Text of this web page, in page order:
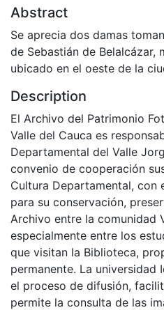
Abstract
Se aprecia dos damas
de Sebastián de Belalcázar,
ubicado en el oeste de la
Description
El Archivo del Patrimonio
Valle del Cauca es
Departamental del Valle
convenio de cooperación
Cultura Departamental, con
para su conservación,
Archivo entre la comunidad
especialmente entre los
que visitan la Biblioteca,
permanente. La universidad
el proceso de difusión,
permite la consulta de las